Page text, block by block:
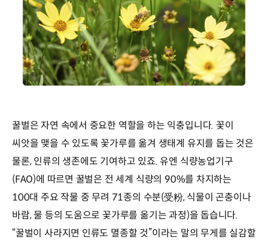
꿀벌은 자연 속에서 중요한 역할을 하는 익충입니다. 꽃이
씨앗을 맺을 수 있도록 꽃가루를 옮겨 생태계 유지를 돕는 것은
물론, 인류의 생존에도 기여하고 있죠. 유엔 식량농업기구
(FAO)에 따르면 꿀벌은 전 세계 식량의 90%를 차지하는
100대 주요 작물 중 무려 71종의 수분(受粉, 식물이 곤충이나
바람, 물 등의 도움으로 꽃가루를 옮기는 과정)을 돕습니다.
“꿀벌이 사라지면 인류도 멸종할 것”이라는 말의 무게를 실감할